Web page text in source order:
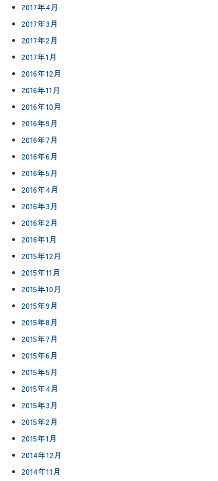
2017年4月
2017年3月
2017年2月
2017年1月
2016年12月
2016年11月
2016年10月
2016年9月
2016年7月
2016年6月
2016年5月
2016年4月
2016年3月
2016年2月
2016年1月
2015年12月
2015年11月
2015年10月
2015年9月
2015年8月
2015年7月
2015年6月
2015年5月
2015年4月
2015年3月
2015年2月
2015年1月
2014年12月
2014年11月